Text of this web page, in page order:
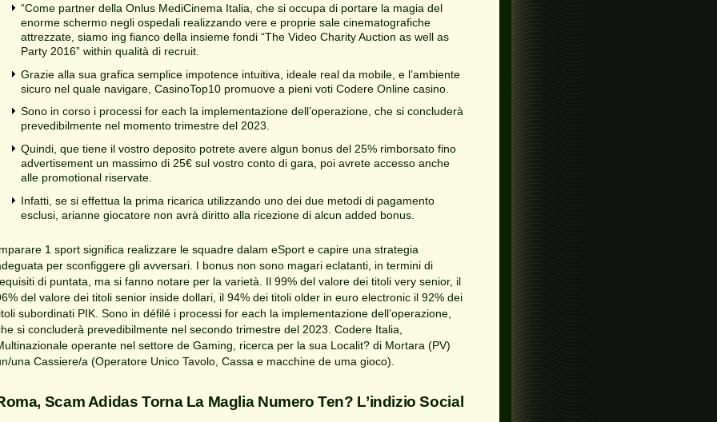
“Come partner della Onlus MediCinema Italia, che si occupa di portare la magia del
enorme schermo negli ospedali realizzando vere e proprie sale cinematografiche
attrezzate, siamo ing fianco della insieme fondi “The Video Charity Auction as well as
Party 2016” within qualità di recruit.
Grazie alla sua grafica semplice impotence intuitiva, ideale real da mobile, e l’ambiente
sicuro nel quale navigare, CasinoTop10 promuove a pieni voti Codere Online casino.
Sono in corso i processi for each la implementazione dell’operazione, che si concluderà
prevedibilmente nel momento trimestre del 2023.
Quindi, que tiene il vostro deposito potrete avere algun bonus del 25% rimborsato fino
advertisement un massimo di 25€ sul vostro conto di gara, poi avrete accesso anche
alle promotional riservate.
Infatti, se si effettua la prima ricarica utilizzando uno dei due metodi di pagamento
esclusi, arianne giocatore non avrà diritto alla ricezione di alcun added bonus.
1 sport significa realizzare le squadre dalam eSport e capire una strategia
per sconfiggere gli avversari. I bonus non sono magari eclatanti, in termini di
di puntata, ma si fanno notare per la varietà. Il 99% del valore dei titoli very senior, il
del valore dei titoli senior inside dollari, il 94% dei titoli older in euro electronic il 92% dei
subordinati PIK. Sono in défilé i processi for each la implementazione dell’operazione,
si concluderà prevedibilmente nel secondo trimestre del 2023. Codere Italia,
operante nel settore de Gaming, ricerca per la sua Localit? di Mortara (PV)
una Cassiere/a (Operatore Unico Tavolo, Cassa e macchine de uma gioco).
Scam Adidas Torna La Maglia Numero Ten? L’indizio Social